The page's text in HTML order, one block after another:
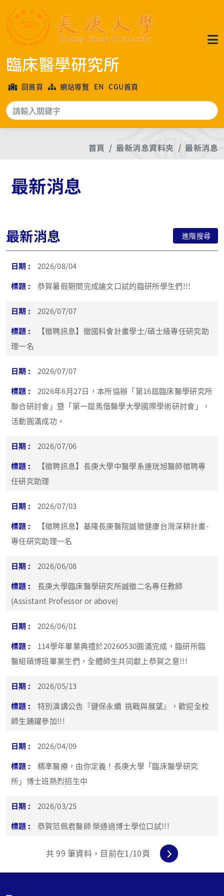
臨床醫學研究所
回首頁 網站導覽 EN CGU首頁
搜尋
首頁 最新消息資料夾 最新消息
最新消息
最新消息 進階搜尋
2026/08/04
恭賀暑假期間完成論文口試的臨研所學生們!!!
2026/07/07
【徵聘訊息】徵國科會計畫學士/碩士級專任研究助
理一名
2026/07/07
2026年6月27日，本所協辦「第16屆臨床醫學研究所
聯合研討會」暨「第一屆馬偕醫學大學國際學術研討會」，
活動圓滿成功。
2026/07/06
【徵聘訊息】長庚大學中醫學系連珖旭醫師徵聘專
任研究助理
2026/07/03
【徵聘訊息】基隆長庚醫院誠徵健康台灣深耕計畫-
專任研究助理一名
2026/06/08
長庚大學臨床醫學研究所誠徵二名專任教師
(Assistant Professor or above)
2026/06/01
114學年畢業典禮於20260530圓滿完成，臨研所臨
醫組碩博班畢業生們，全體師生共同獻上恭賀之意!!!
2026/05/13
特別演講公告『健保永續 挑戰與展望』，歡迎全校
師生踴躍參加!!!
2026/04/09
精準醫療，由你定義！長庚大學「臨床醫學研究
所」博士班熱烈招生中
2026/03/25
恭賀范佩君醫師 榮通過博士學位口試!!!
共99 筆資料，目前在1/10頁